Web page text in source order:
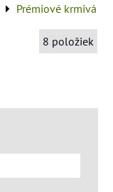
Prémiové krmivá
8 položiek